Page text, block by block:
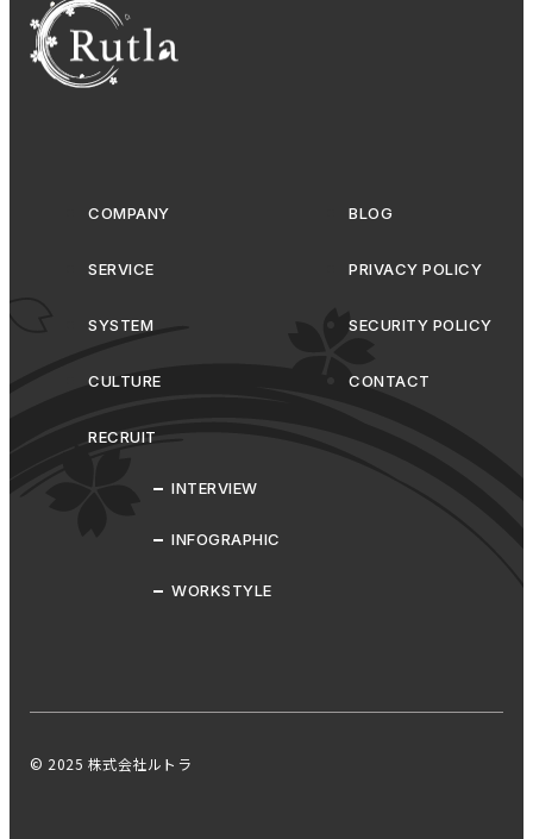
COMPANY
SERVICE
SYSTEM
CULTURE
RECRUIT
INTERVIEW
INFOGRAPHIC
WORKSTYLE
BLOG
PRIVACY POLICY
SECURITY POLICY
CONTACT
© 2025 株式会社ルトラ